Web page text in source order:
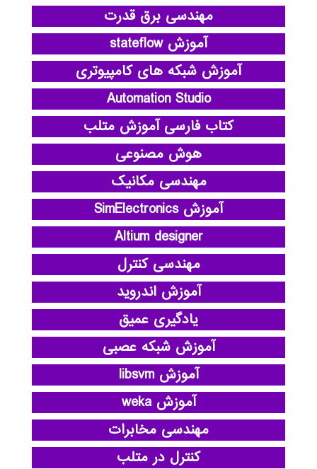
مهندسی برق قدرت
آموزش stateflow
آموزش شبکه های کامپیوتری
Automation Studio
کتاب فارسی آموزش متلب
هوش مصنوعی
مهندسی مکانیک
آموزش SimElectronics
Altium designer
مهندسی کنترل
آموزش اندروید
یادگیری عمیق
آموزش شبکه عصبی
آموزش libsvm
آموزش weka
مهندسی مخابرات
کنترل در متلب